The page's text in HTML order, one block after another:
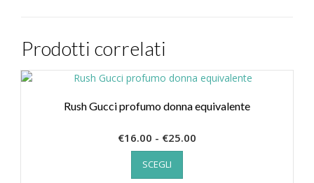
Prodotti correlati
Rush Gucci profumo donna equivalente
€16.00 - €25.00
SCEGLI
Questo